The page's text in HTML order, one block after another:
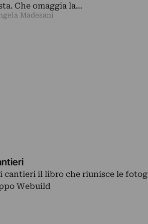
Che omaggia la…
Madesani
cantieri il libro che riunisce le
Webuild